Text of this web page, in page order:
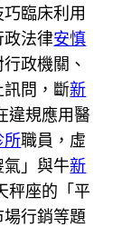
臨床利用
政法律安慎
政機關、
訊問，斷新
違規應用醫
所職員，虛
氣」與牛新
秤座的「平
行銷等題